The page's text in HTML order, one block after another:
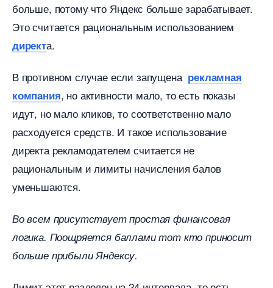
ольше, потому что Яндекс больше зарабатывает.
Это считается рациональным использованием
директа.
противном случае если запущена рекламная
компания, но активности мало, то есть показы
идут, но мало кликов, то соответственно мало
расходуется средств. И такое использование
директа рекламодателем считается не
рациональным и лимиты начисления бало
уменьшаются.
о всем присутствует простая финансовая
логика. Поощряется баллами тот кто приносит
ольше прибыли Яндексу.